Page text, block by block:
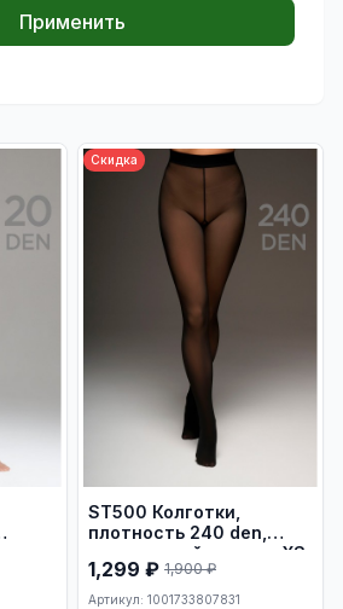
Применить
Скидка
ST500 Колготки,
плотность 240 den,
цвет черный, размер XS
1,299 ₽ 1,900 ₽
Артикул: 1001733807831